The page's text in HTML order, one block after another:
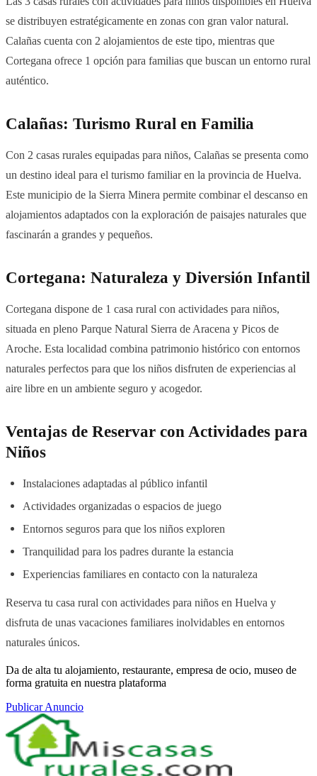
se distribuyen estratégicamente en zonas con gran valor natural.
Calañas cuenta con 2 alojamientos de este tipo, mientras que
Cortegana ofrece 1 opción para familias que buscan un entorno rural
auténtico.
Calañas: Turismo Rural en Familia
Con 2 casas rurales equipadas para niños, Calañas se presenta como
un destino ideal para el turismo familiar en la provincia de Huelva.
Este municipio de la Sierra Minera permite combinar el descanso en
alojamientos adaptados con la exploración de paisajes naturales que
fascinarán a grandes y pequeños.
Cortegana: Naturaleza y Diversión Infantil
Cortegana dispone de 1 casa rural con actividades para niños,
situada en pleno Parque Natural Sierra de Aracena y Picos de
Aroche. Esta localidad combina patrimonio histórico con entornos
naturales perfectos para que los niños disfruten de experiencias al
aire libre en un ambiente seguro y acogedor.
Ventajas de Reservar con Actividades para
Niños
Instalaciones adaptadas al público infantil
Actividades organizadas o espacios de juego
Entornos seguros para que los niños exploren
Tranquilidad para los padres durante la estancia
Experiencias familiares en contacto con la naturaleza
Reserva tu casa rural con actividades para niños en Huelva y
disfruta de unas vacaciones familiares inolvidables en entornos
naturales únicos.
Da de alta tu alojamiento, restaurante, empresa de ocio, museo de
forma gratuita en nuestra plataforma
Publicar Anuncio